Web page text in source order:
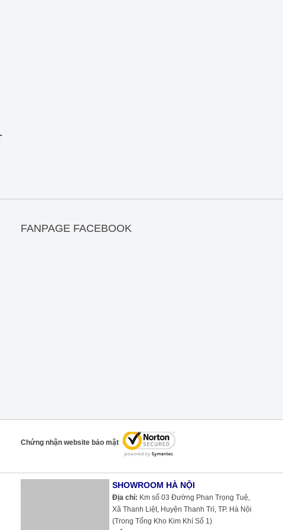
FANPAGE FACEBOOK
Chứng nhận website bảo mật
SHOWROOM HÀ NỘI
Địa chỉ: Km số 03 Đường Phan Trọng Tuệ,
Xã Thanh Liệt, Huyện Thanh Trì, TP. Hà Nội
(Trong Tổng Kho Kim Khí Số 1)